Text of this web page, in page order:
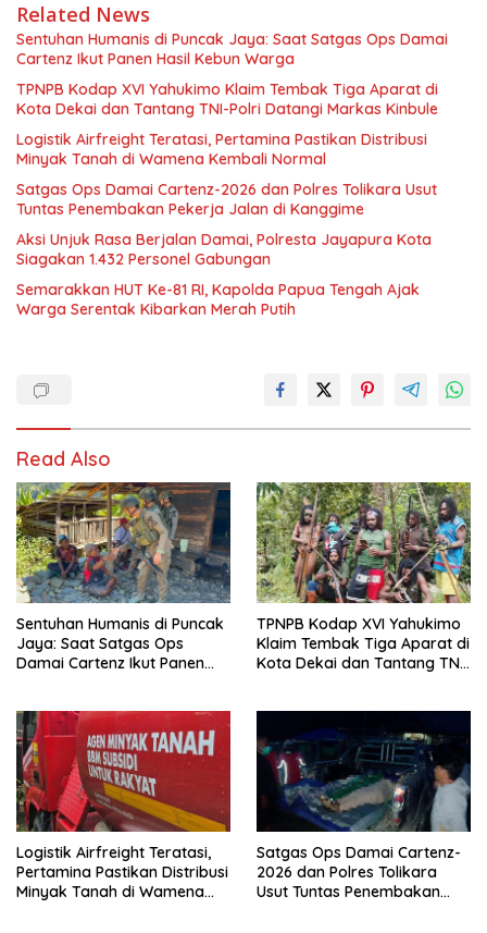
Related News
Sentuhan Humanis di Puncak Jaya: Saat Satgas Ops Damai
Cartenz Ikut Panen Hasil Kebun Warga
TPNPB Kodap XVI Yahukimo Klaim Tembak Tiga Aparat di
Kota Dekai dan Tantang TNI-Polri Datangi Markas Kinbule
Logistik Airfreight Teratasi, Pertamina Pastikan Distribusi
Minyak Tanah di Wamena Kembali Normal
Satgas Ops Damai Cartenz-2026 dan Polres Tolikara Usut
Tuntas Penembakan Pekerja Jalan di Kanggime
Aksi Unjuk Rasa Berjalan Damai, Polresta Jayapura Kota
Siagakan 1.432 Personel Gabungan
Semarakkan HUT Ke-81 RI, Kapolda Papua Tengah Ajak
Warga Serentak Kibarkan Merah Putih
Read Also
Sentuhan Humanis di Puncak
Jaya: Saat Satgas Ops
Damai Cartenz Ikut Panen
TPNPB Kodap XVI Yahukimo
Klaim Tembak Tiga Aparat di
Kota Dekai dan Tantang TNI-
Logistik Airfreight Teratasi,
Pertamina Pastikan Distribusi
Minyak Tanah di Wamena
Satgas Ops Damai Cartenz-
2026 dan Polres Tolikara
Usut Tuntas Penembakan